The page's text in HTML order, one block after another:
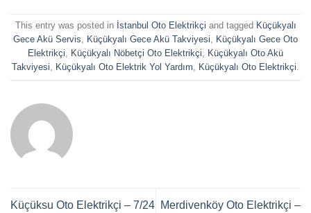
This entry was posted in İstanbul Oto Elektrikçi and tagged Küçükyalı
Gece Akü Servis, Küçükyalı Gece Akü Takviyesi, Küçükyalı Gece Oto
Elektrikçi, Küçükyalı Nöbetçi Oto Elektrikçi, Küçükyalı Oto Akü
Takviyesi, Küçükyalı Oto Elektrik Yol Yardım, Küçükyalı Oto Elektrikçi.
Küçüksu Oto Elektrikçi – 7/24 Merdivenköy Oto Elektrikçi –